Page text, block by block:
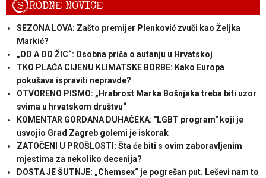
SRODNE NOVICE
SEZONA LOVA: Zašto premijer Plenković zvuči kao Željka
Markić?
„OD A DO ŽIC“: Osobna priča o autanju u Hrvatskoj
TKO PLAĆA CIJENU KLIMATSKE BORBE: Kako Europa
pokušava ispraviti nepravde?
OTVORENO PISMO: „Hrabrost Marka Bošnjaka treba biti uzor
svima u hrvatskom društvu“
KOMENTAR GORDANA DUHAČEKA: "LGBT program" koji je
usvojio Grad Zagreb golemi je iskorak
ZATOČENI U PROŠLOSTI: Šta će biti s ovim zaboravljenim
mjestima za nekoliko decenija?
DOSTA JE ŠUTNJE: „Chemsex“ je pogrešan put. Leševi nam to